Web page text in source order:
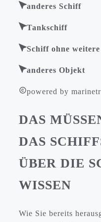
anderes Schiff
Tankschiff
Schiff ohne
anderes Objekt
powered by
DAS
DAS
ÜBER DIE
WISSEN
Wie Sie bereits